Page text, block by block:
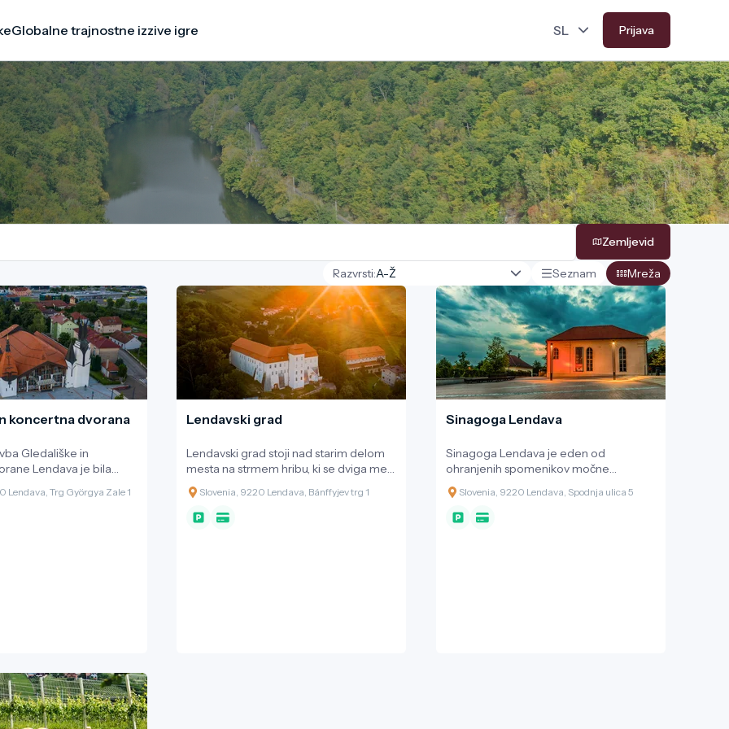
Globalne trajnostne izzive igre Prijava
Zemljevid
Razvrsti: Seznam Mreža
koncertna dvorana
Gledališke in
Lendava je bila
in je delo
arhitekta
v svetu priznanega kot
gledaliških, glasbenih,
primerna pa je tudi
seminarske prireditve.
tudi kavarna. Pritličje in
Lendava, Trg Györgya Zale 1
Lendavski grad
Lendavski grad stoji nad starim delom
mesta na strmem hribu, ki se dviga med
slikovitimi vinorodnimi griči. Grad v
zdajšnji obliki je nasledil srednjeveški
grad, ki je stal prav na tem mestu.
Slovenia, 9220 Lendava, Bánffyjev trg 1
Sinagoga Lendava
Sinagoga Lendava je eden od
ohranjenih spomenikov močne
judovske skupnosti, ki je vse do 2.
svetovne vojne bila razvojna sila mesta
Lendava.
Slovenia, 9220 Lendava, Spodnja ulica 5